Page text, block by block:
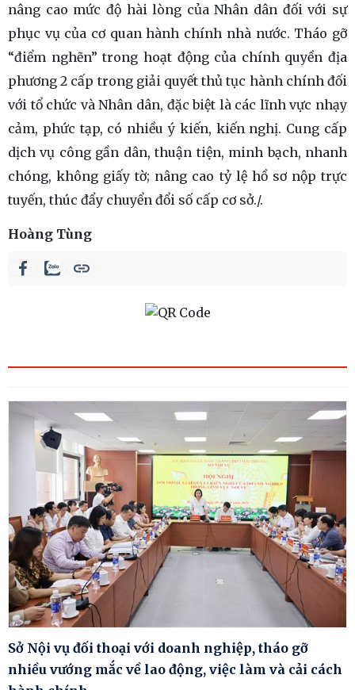
nâng cao mức độ hài lòng của Nhân dân đối với sự
phục vụ của cơ quan hành chính nhà nước. Tháo gỡ
“điểm nghẽn” trong hoạt động của chính quyền địa
phương 2 cấp trong giải quyết thủ tục hành chính đối
với tổ chức và Nhân dân, đặc biệt là các lĩnh vực nhạy
cảm, phức tạp, có nhiều ý kiến, kiến nghị. Cung cấp
dịch vụ công gần dân, thuận tiện, minh bạch, nhanh
chóng, không giấy tờ; nâng cao tỷ lệ hồ sơ nộp trực
tuyến, thúc đẩy chuyển đổi số cấp cơ sở./.
Hoàng Tùng
Sở Nội vụ đối thoại với doanh nghiệp, tháo gỡ
nhiều vướng mắc về lao động, việc làm và cải cách